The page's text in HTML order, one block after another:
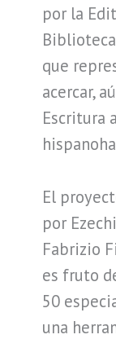
por la
que
acercar,
Escritura
El
por
Fabrizio
es fruto
50
una